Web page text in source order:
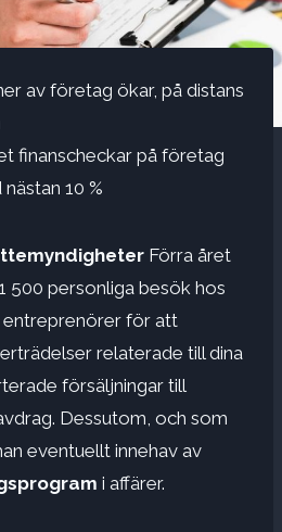
av företag ökar, på distans
finanscheckar på företag
10 %
Förra året
500 personliga besök hos
för att
relaterade till dina
försäljningar till
Dessutom, och som
eventuellt innehav av
i affärer.